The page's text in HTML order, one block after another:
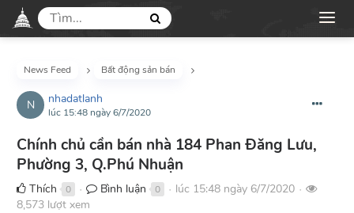
News Feed Bất động sản bán
N nhadatlanh
lúc 15:48 ngày 6/7/2020
Chính chủ cần bán nhà 184 Phan Đăng Lưu,
Phường 3, Q.Phú Nhuận
Thích 0 ● Bình luận 0 ● lúc 15:48 ngày 6/7/2020 ●
8,573 lượt xem